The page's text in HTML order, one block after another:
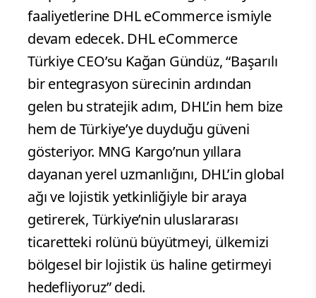
faaliyetlerine DHL eCommerce ismiyle
devam edecek. DHL eCommerce
Türkiye CEO’su Kağan Gündüz, “Başarılı
bir entegrasyon sürecinin ardından
gelen bu stratejik adım, DHL’in hem bize
hem de Türkiye’ye duyduğu güveni
gösteriyor. MNG Kargo’nun yıllara
dayanan yerel uzmanlığını, DHL’in global
ağı ve lojistik yetkinliğiyle bir araya
getirerek, Türkiye’nin uluslararası
ticaretteki rolünü büyütmeyi, ülkemizi
bölgesel bir lojistik üs haline getirmeyi
hedefliyoruz” dedi.